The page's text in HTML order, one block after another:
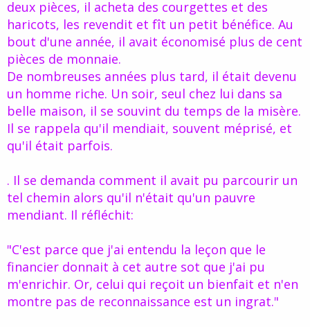
deux pièces, il acheta des courgettes et des
haricots, les revendit et fît un petit bénéfice. Au
bout d'une année, il avait économisé plus de cent
pièces de monnaie.
De nombreuses années plus tard, il était devenu
un homme riche. Un soir, seul chez lui dans sa
belle maison, il se souvint du temps de la misère.
Il se rappela qu'il mendiait, souvent méprisé, et
qu'il était parfois.
. Il se demanda comment il avait pu parcourir un
tel chemin alors qu'il n'était qu'un pauvre
mendiant. Il réfléchit:
"C'est parce que j'ai entendu la leçon que le
financier donnait à cet autre sot que j'ai pu
m'enrichir. Or, celui qui reçoit un bienfait et n'en
montre pas de reconnaissance est un ingrat."